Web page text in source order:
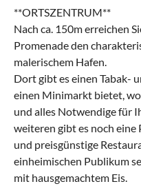
**ORTSZENTRUM**
Nach ca. 150m erreichen
Promenade den
malerischem Hafen.
Dort gibt es einen Tabak-
einen Minimarkt bietet,
und alles Notwendige für
weiteren gibt es noch eine
und preisgünstige
einheimischen Publikum
mit hausgemachtem Eis.